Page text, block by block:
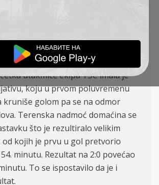
Čordašić, Šinković (Plavšić 72′),
65′), Arsenijević, Silađi
utakmice ekipa TSC imala je
koju u prvom poluvremenu
kruniše golom pa se na odmor
Terenska nadmoć domaćina se
što je rezultiralo velikim
od kojih je prvu u gol pretvorio
minutu. Rezultat na 2:0 povećao
To se ispostavilo da je i